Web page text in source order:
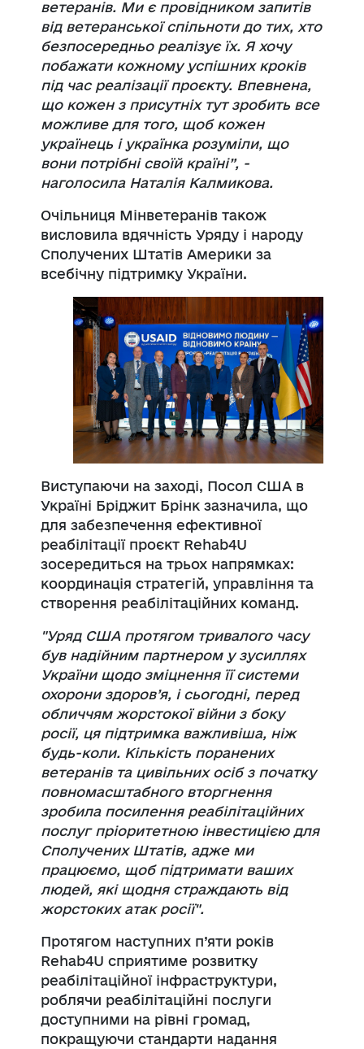
ветеранів. Ми є провідником запитів
від ветеранської спільноти до тих, хто
безпосередньо реалізує їх. Я хочу
побажати кожному успішних кроків
під час реалізації проєкту. Впевнена,
що кожен з присутніх тут зробить все
можливе для того, щоб кожен
українець і українка розуміли, що
вони потрібні своїй країні”, -
наголосила Наталія Калмикова.
Очільниця Мінветеранів також
висловила вдячність Уряду і народу
Сполучених Штатів Америки за
всебічну підтримку України.
Виступаючи на заході, Посол США в
Україні Бріджит Брінк зазначила, що
для забезпечення ефективної
реабілітації проєкт Rehab4U
зосередиться на трьох напрямках:
координація стратегій, управління та
створення реабілітаційних команд.
"Уряд США протягом тривалого часу
був надійним партнером у зусиллях
України щодо зміцнення її системи
охорони здоров’я, і сьогодні, перед
обличчям жорстокоївійни з боку
росії, ця підтримка важливіша, ніж
будь-коли. Кількість поранених
ветеранів та цивільних осіб з початку
повномасштабного вторгнення
зробила посилення реабілітаційних
послуг пріоритетною інвестицією для
Сполучених Штатів, адже ми
працюємо, щоб підтримати ваших
людей, які щодня страждають від
жорстоких атак росії".
Протягом наступних п’яти років
Rehab4U сприятиме розвитку
реабілітаційної інфраструктури,
роблячи реабілітаційні послуги
доступними на рівні громад,
покращуючи стандарти надання